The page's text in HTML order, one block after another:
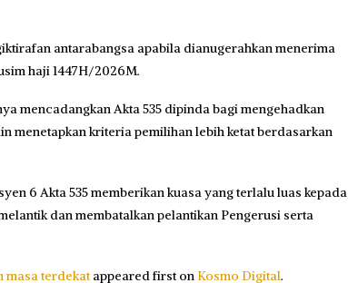
antarabangsa apabila dianugerahkan menerima
haji 1447H/2026M.
mencadangkan Akta 535 dipinda bagi mengehadkan
menetapkan kriteria pemilihan lebih ketat berdasarkan
6 Akta 535 memberikan kuasa yang terlalu luas kepada
dan membatalkan pelantikan Pengerusi serta
masa terdekatappeared first on Kosmo Digital.